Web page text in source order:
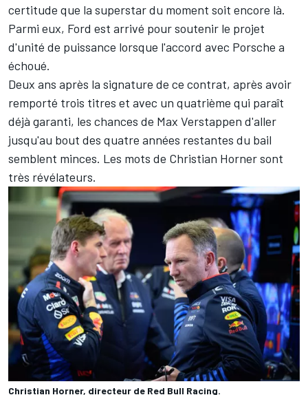
certitude que la superstar du moment soit encore là.
Parmi eux, Ford est arrivé pour soutenir le projet
d'unité de puissance lorsque l'accord avec Porsche a
échoué.
Deux ans après la signature de ce contrat, après avoir
remporté trois titres et avec un quatrième qui paraît
déjà garanti, les chances de Max Verstappen d'aller
jusqu'au bout des quatre années restantes du bail
semblent minces. Les mots de Christian Horner sont
très révélateurs.
Christian Horner, directeur de Red Bull Racing.